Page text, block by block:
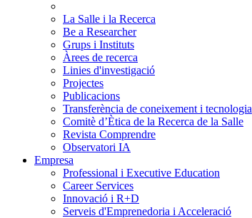
La Salle i la Recerca
Be a Researcher
Grups i Instituts
Àrees de recerca
Linies d'investigació
Projectes
Publicacions
Transferència de coneixement i tecnologia
Comitè d’Ètica de la Recerca de la Salle
Revista Comprendre
Observatori IA
Empresa
Professional i Executive Education
Career Services
Innovació i R+D
Serveis d'Emprenedoria i Acceleració